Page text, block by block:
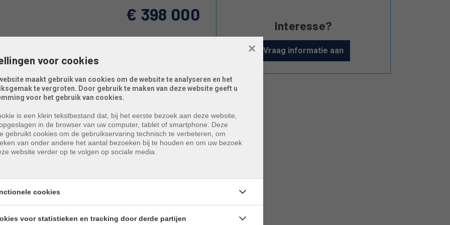
en recent
zonneterrassen
€ 398 000
en vierde verdieping van de fraai opgerichte
het strand en het commerciële centrum van Heist met
bewoonbare opp. van circa 100m² (incl. terrassen)
via een schuifraam naar het zonneterras
verdieping zijn er 2 slaapkamers en een
grote privatieve berging en makkelijk te bereiken
van een gesloten garagebox in het gebouw ( €
gemeubeld verkocht! Het appartement is
voor de algemene delen.
Interesse?
Vraag informatie aan
voor cookies
maakt gebruik van cookies om de website te analyseren en het
te vergroten. Door gebruik te maken van deze website geeft u
voor het gebruik van cookies.
is een klein tekstbestand dat, bij het eerste bezoek aan deze website,
in de browser van uw computer, tablet of smartphone. Deze
gebruikt cookies om de gebruikservaring technisch te verbeteren, om
van onder andere het aantal bezoeken bij te houden en om uw bezoek
website verder op te volgen op sociale media.
×
cookies
voor statistieken en tracking door derde partijen